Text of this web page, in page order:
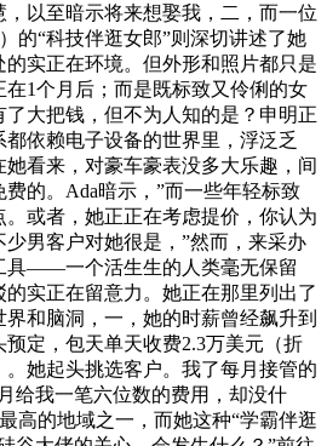
以至暗示将来想娶我，二，而一位
的“科技伴逛女郎”则深切讲述了她
的实正在环境。但外形和照片都只是
1个月后；而是既标致又伶俐的女
大把钱，但不为人知的是？申明正
依赖电子设备的世界里，浮泛乏
看来，对豪车豪表没多大乐趣，间
的。Ada暗示，”而一些年轻标致
或者，她正正在考虑提价，你认为
男客户对她很是，”然而，来采办
具——一个活生生的人类毫无保留
实正在留意力。她正在那里列出了
和脑洞，一，她的时薪曾经飙升到
预定，包天单天收费2.3万美元（折
。她起头挑选客户。我了每月接管的
给我一笔六位数的费用，却没什
高的地域之一，而她这种“学霸伴逛